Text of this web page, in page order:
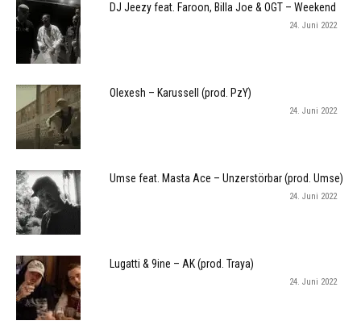
DJ Jeezy feat. Faroon, Billa Joe & OGT – Weekend
24. Juni 2022
Olexesh – Karussell (prod. PzY)
24. Juni 2022
Umse feat. Masta Ace – Unzerstörbar (prod. Umse)
24. Juni 2022
Lugatti & 9ine – AK (prod. Traya)
24. Juni 2022